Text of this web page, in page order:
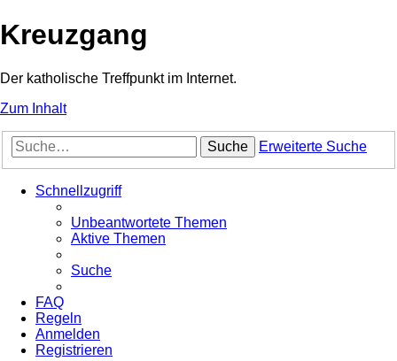
Kreuzgang
Der katholische Treffpunkt im Internet.
Zum Inhalt
Suche Erweiterte Suche
Schnellzugriff
Unbeantwortete Themen
Aktive Themen
Suche
FAQ
Regeln
Anmelden
Registrieren